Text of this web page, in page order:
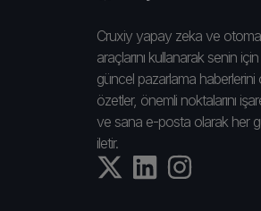
Cruxiy yapay zeka ve
araçlarını kullanarak senin için
güncel pazarlama haberlerini
özetler, önemli noktalarını
ve sana e-posta olarak her
iletir.